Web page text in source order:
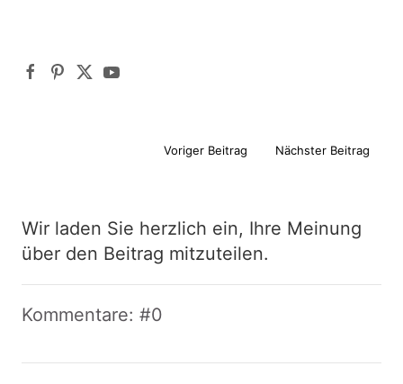
Voriger Beitrag Nächster Beitrag
Wir laden Sie herzlich ein, Ihre Meinung
über den Beitrag mitzuteilen.
Kommentare: #0